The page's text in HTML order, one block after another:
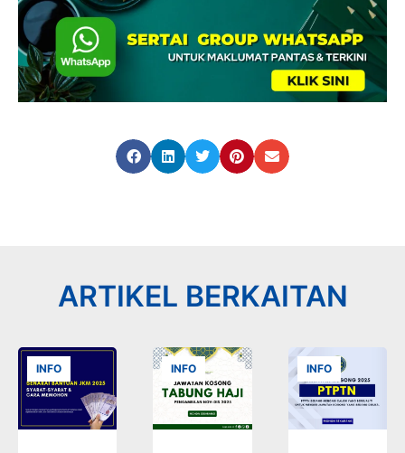
ARTIKEL BERKAITAN
INFO INFO INFO